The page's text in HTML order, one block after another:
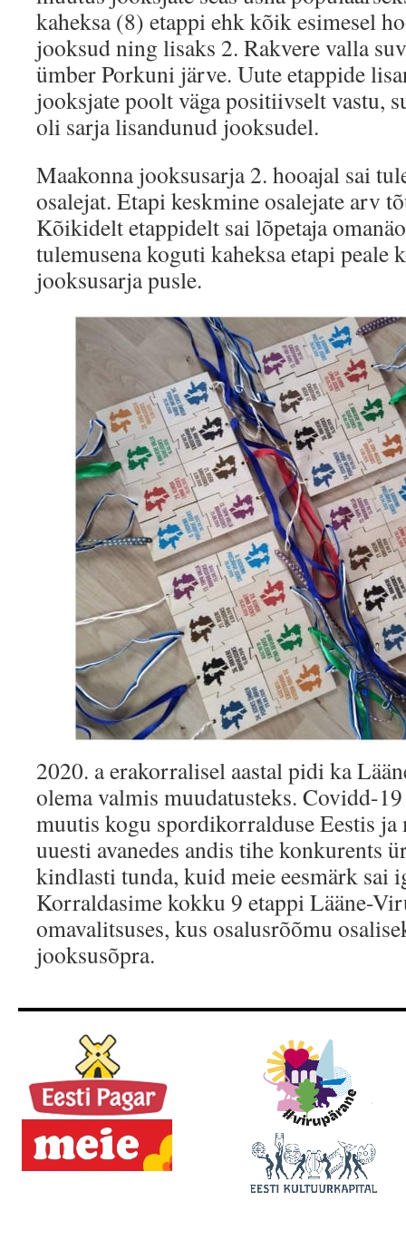
kaheksa (8) etappi ehk kõik esimesel
jooksud ning lisaks 2. Rakvere valla
ümber Porkuni järve. Uute etappide
jooksjate poolt väga positiivselt vastu,
oli sarja lisandunud jooksudel.
Maakonna jooksusarja 2. hooajal sai
osalejat. Etapi keskmine osalejate arv
Kõikidelt etappidelt sai lõpetaja
tulemusena koguti kaheksa etapi peale
jooksusarja pusle.
2020. a erakorralisel aastal pidi ka
olema valmis muudatusteks. Covidd-
muutis kogu spordikorralduse Eestis ja
uuesti avanedes andis tihe konkurents
kindlasti tunda, kuid meie eesmärk sai
Korraldasime kokku 9 etappi Lääne-
omavalitsuses, kus osalusrõõmu
jooksusõpra.